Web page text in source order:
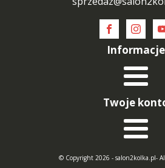
Informacje
Twoje
© Copyright 2026 - salon2kolka.pl-